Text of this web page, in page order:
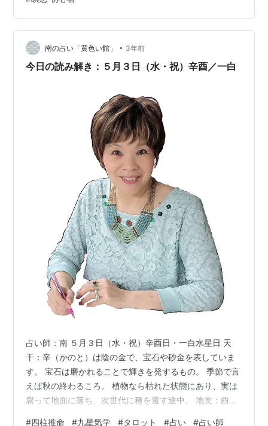
わからないのか、についておお話です。 一昨日も少し書
きましたが、 それとはまた違う視点から より…
南の占い「黄色い館」 • 3年前
今日の読み解き：５月３日（水・祝）辛酉／一白
占い師：南 ５月３日（水・祝）辛酉日・一白水星日 天
干：辛（かのと）は陰の金で、宝石や砂金を表していま
す。 宝石は磨かれることで輝きを発するもの。 季節で言
えば秋の終わるころ。 植物なら枯れた状態にあり、実は
腐って地面に落ち、次世代に種を還す途中。 地支：酉
#四柱推命 #九星気学 #タロット #占い #占い師